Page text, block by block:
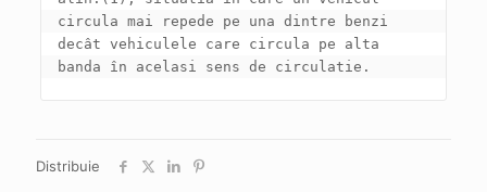
circula mai repede pe una dintre benzi
decât vehiculele care circula pe alta
banda în acelasi sens de circulatie.
Distribuie